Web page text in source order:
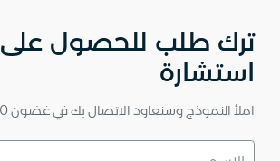
ترك طلب للحصول على
استشارة
املأ النموذج وسنعاود الاتصال بك في غضون 10 دقائق